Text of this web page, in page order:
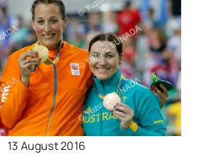
13 August 2016